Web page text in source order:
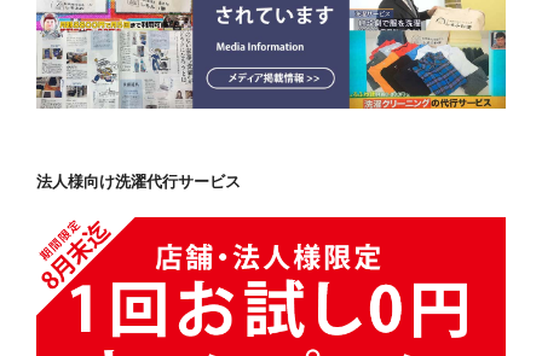
法人様向け洗濯代行サービス